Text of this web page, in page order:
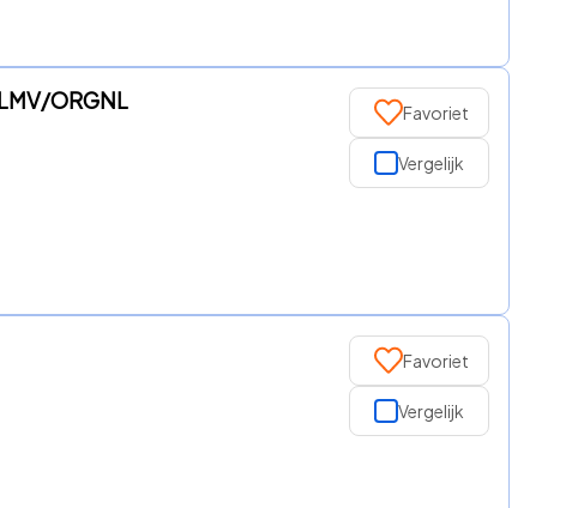
ORGNL Favoriet
Vergelijk
Favoriet
Vergelijk